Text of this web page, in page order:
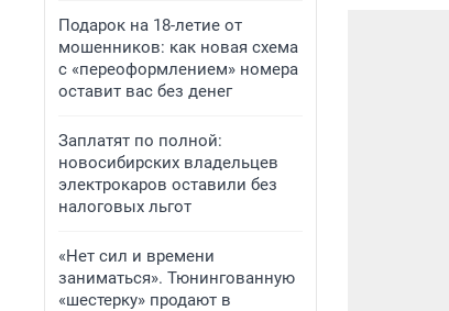
Подарок на 18-летие от
мошенников: как новая схема
с «переоформлением» номера
оставит вас без денег
Заплатят по полной:
новосибирских владельцев
электрокаров оставили без
налоговых льгот
«Нет сил и времени
заниматься». Тюнингованную
«шестерку» продают в